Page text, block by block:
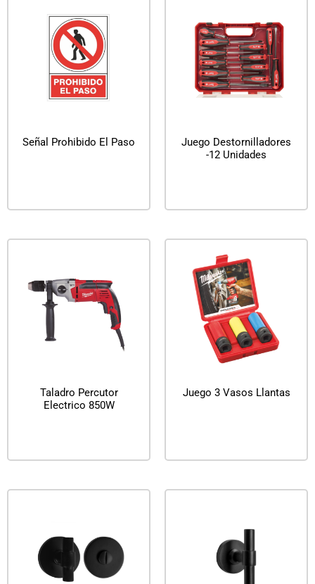
Señal Prohibido El Paso
Juego Destornilladores
-12 Unidades
Taladro Percutor
Electrico 850W
Juego 3 Vasos Llantas